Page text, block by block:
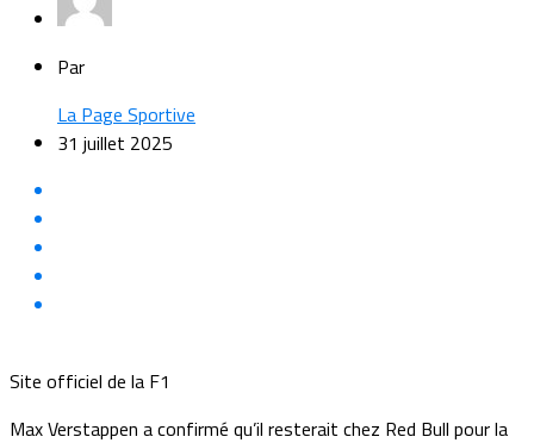
Par
La Page Sportive
31 juillet 2025
Site officiel de la F1
Max Verstappen a confirmé qu’il resterait chez Red Bull pour la